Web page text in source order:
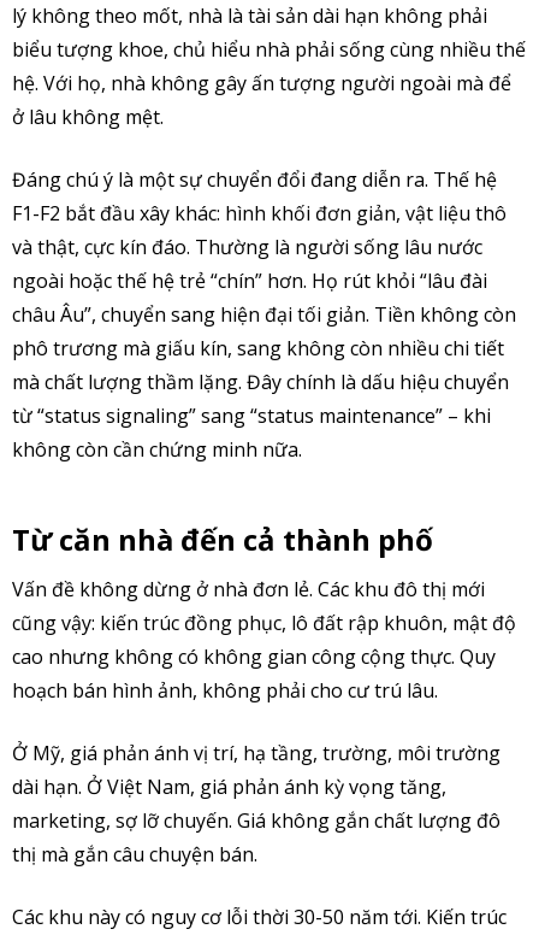
lý không theo mốt, nhà là tài sản dài hạn không phải
biểu tượng khoe, chủ hiểu nhà phải sống cùng nhiều thế
hệ. Với họ, nhà không gây ấn tượng người ngoài mà để
ở lâu không mệt.
Đáng chú ý là một sự chuyển đổi đang diễn ra. Thế hệ
F1-F2 bắt đầu xây khác: hình khối đơn giản, vật liệu thô
và thật, cực kín đáo. Thường là người sống lâu nước
ngoài hoặc thế hệ trẻ “chín” hơn. Họ rút khỏi “lâu đài
châu Âu”, chuyển sang hiện đại tối giản. Tiền không còn
phô trương mà giấu kín, sang không còn nhiều chi tiết
mà chất lượng thầm lặng. Đây chính là dấu hiệu chuyển
từ “status signaling” sang “status maintenance” – khi
không còn cần chứng minh nữa.
Từ căn nhà đến cả thành phố
Vấn đề không dừng ở nhà đơn lẻ. Các khu đô thị mới
cũng vậy: kiến trúc đồng phục, lô đất rập khuôn, mật độ
cao nhưng không có không gian công cộng thực. Quy
hoạch bán hình ảnh, không phải cho cư trú lâu.
Ở Mỹ, giá phản ánh vị trí, hạ tầng, trường, môi trường
dài hạn. Ở Việt Nam, giá phản ánh kỳ vọng tăng,
marketing, sợ lỡ chuyến. Giá không gắn chất lượng đô
thị mà gắn câu chuyện bán.
Các khu này có nguy cơ lỗi thời 30-50 năm tới. Kiến trúc